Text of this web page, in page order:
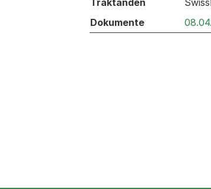
Traktanden
Dokumente